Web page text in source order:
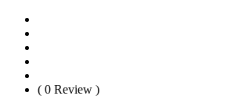
( 0 Review )